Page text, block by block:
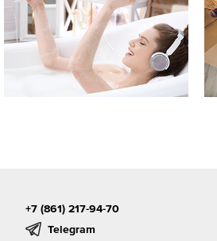
+7 (861) 217-94-70
Telegram